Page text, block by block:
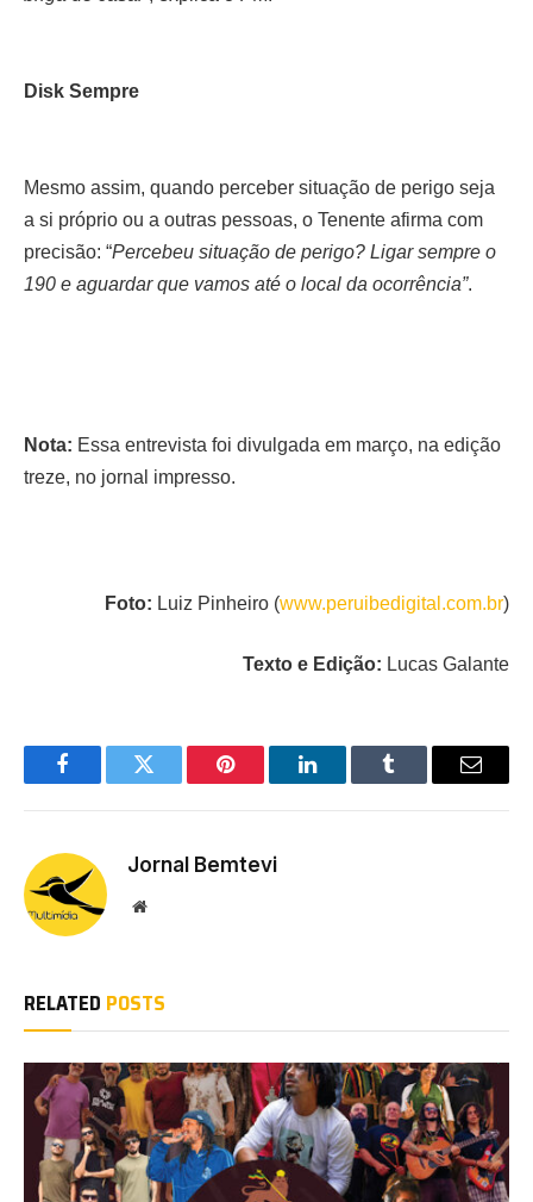
Disk Sempre
Mesmo assim, quando perceber situação de perigo seja
a si próprio ou a outras pessoas, o Tenente afirma com
precisão: “Percebeu situação de perigo? Ligar sempre o
190 e aguardar que vamos até o local da ocorrência”.
Nota: Essa entrevista foi divulgada em março, na edição
treze, no jornal impresso.
Foto: Luiz Pinheiro (www.peruibedigital.com.br)
Texto e Edição: Lucas Galante
FacebookTwitter Pinterest LinkedInTumblr Email
Jornal Bemtevi
Website
RELATED POSTS